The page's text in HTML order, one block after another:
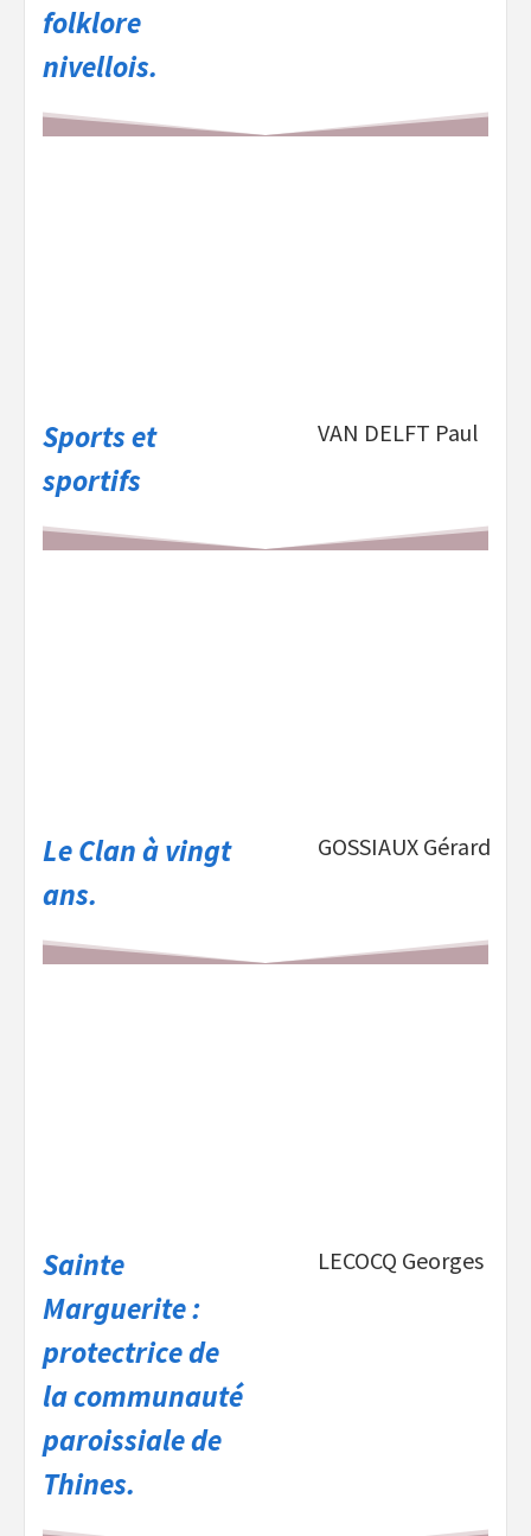
folklore
nivellois.
Sports et
sportifs
VAN DELFT Paul
Le Clan à vingt
ans.
GOSSIAUX Gérard
Sainte
Marguerite :
protectrice de
la communauté
paroissiale de
Thines.
LECOCQ Georges